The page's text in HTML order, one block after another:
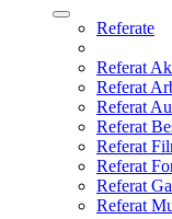
Referate
Referat
Referat
Referat
Referat
Referat
Referat
Referat
Referat